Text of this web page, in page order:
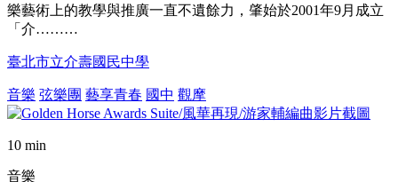
樂藝術上的教學與推廣一直不遺餘力，肇始於2001年9月成立
「介………
臺北市立介壽國民中學
音樂 弦樂團 藝享青春 國中 觀摩
10 min
音樂